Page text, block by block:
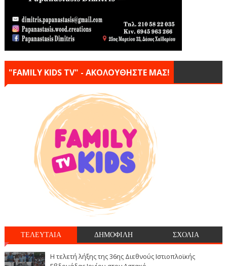
"FAMILY KIDS TV" - ΑΚΟΛΟΥΘΗΣΤΕ ΜΑΣ!
ΤΕΛΕΥΤΑΙΑ ΔΗΜΟΦΙΛΗ ΣΧΟΛΙΑ
Η τελετή λήξης της 36ης Διεθνούς Ιστιοπλοϊκής